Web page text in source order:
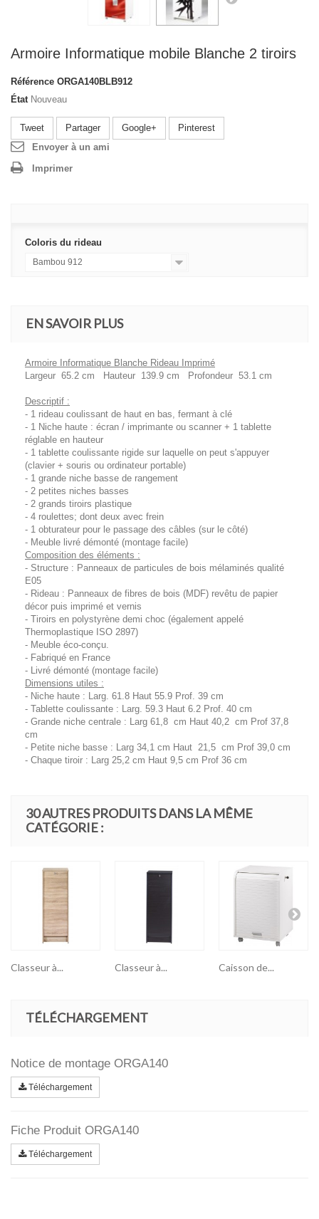
Armoire Informatique mobile Blanche 2 tiroirs
Référence ORGA140BLB912
État Nouveau
Tweet Partager Google+
Pinterest
Envoyer à un ami
Imprimer
Coloris du rideau
Bambou 912
EN SAVOIR PLUS
Armoire Informatique Blanche Rideau Imprimé
Largeur 65.2 cm Hauteur 139.9 cm Profondeur 53.1 cm
Descriptif :
- 1 rideau coulissant de haut en bas, fermant à clé
- 1 Niche haute : écran / imprimante ou scanner + 1 tablette
réglable en hauteur
- 1 tablette coulissante rigide sur laquelle on peut s'appuyer
(clavier + souris ou ordinateur portable)
- 1 grande niche basse de rangement
- 2 petites niches basses
- 2 grands tiroirs plastique
- 4 roulettes; dont deux avec frein
- 1 obturateur pour le passage des câbles (sur le côté)
- Meuble livré démonté (montage facile)
Composition des éléments :
- Structure : Panneaux de particules de bois mélaminés qualité
E05
- Rideau : Panneaux de fibres de bois (MDF) revêtu de papier
décor puis imprimé et vernis
- Tiroirs en polystyrène demi choc (également appelé
Thermoplastique ISO 2897)
- Meuble éco-conçu.
- Fabriqué en France
- Livré démonté (montage facile)
Dimensions utiles :
- Niche haute : Larg. 61.8 Haut 55.9 Prof. 39 cm
- Tablette coulissante : Larg. 59.3 Haut 6.2 Prof. 40 cm
- Grande niche centrale : Larg 61,8 cm Haut 40,2 cm Prof 37,8
cm
- Petite niche basse : Larg 34,1 cm Haut 21,5 cm Prof 39,0 cm
- Chaque tiroir : Larg 25,2 cm Haut 9,5 cm Prof 36 cm
30 AUTRES PRODUITS DANS LA MÊME
CATÉGORIE :
Classeur à... Classeur à... Caisson de...
TÉLÉCHARGEMENT
Notice de montage ORGA140
Téléchargement
Fiche Produit ORGA140
Téléchargement